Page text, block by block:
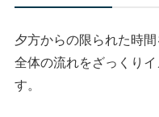
夕方からの限られた時
全体の流れをざっくり
す。